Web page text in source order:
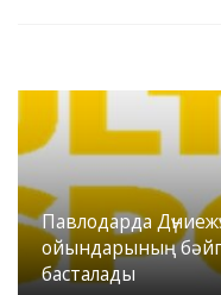
Павлодарда
ойындарының
басталады